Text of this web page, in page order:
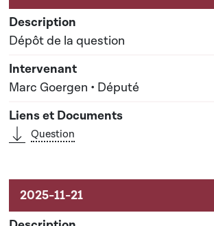
Dépôt de la question
Marc Goergen • Député
Question